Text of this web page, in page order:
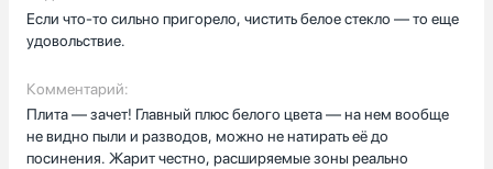
простые. Я довольна покупкой.
Если что-то сильно пригорело, чистить белое стекло — то еще
удовольствие.
Комментарий:
Плита — зачет! Главный плюс белого цвета — на нем вообще
не видно пыли и разводов, можно не натирать её до
посинения. Жарит честно, расширяемые зоны реально